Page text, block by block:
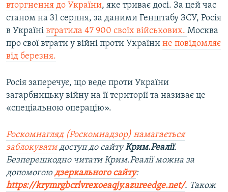
вторгнення до України, яке триває досі. За цей час
станом на 31 серпня, за даними Генштабу ЗСУ, Росія
в Україні втратила 47 900 своїх військових. Москва
про свої втрати у війні проти України не повідомляє
від березня.
Росія заперечує, що веде проти України
загарбницьку війну на її території та називає це
«спеціальною операцію».
Роскомнагляд (Роскомнадзор) намагається
заблокуватидоступ до сайтуКрим.Реалії.
Безперешкодно читати Крим.Реалії можна за
допомогою дзеркального сайту:
https://krymrgbcrlvrexoeaqjy.azureedge.net/. Також